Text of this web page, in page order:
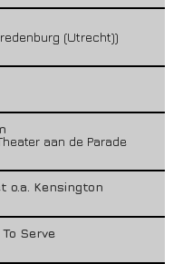
(Utrecht))
aan de Parade
o.a. Kensington
Serve